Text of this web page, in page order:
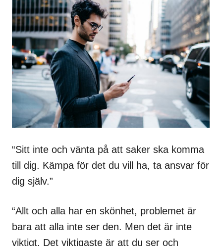
“Sitt inte och vänta på att saker ska komma
till dig. Kämpa för det du vill ha, ta ansvar för
dig själv.”
“Allt och alla har en skönhet, problemet är
bara att alla inte ser den. Men det är inte
viktigt. Det viktigaste är att du ser och